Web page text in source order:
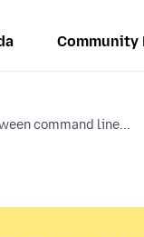
Community
command line...